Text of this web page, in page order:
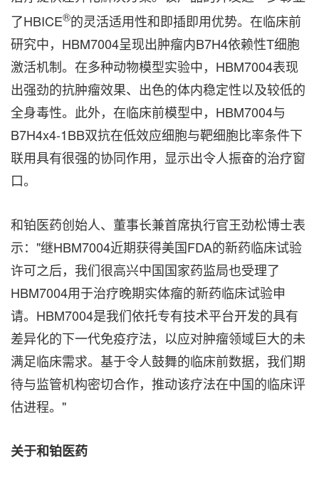
了HBICE®的灵活适用性和即插即用优势。在临床前
研究中，HBM7004呈现出肿瘤内B7H4依赖性T细胞
激活机制。在多种动物模型实验中，HBM7004表现
出强劲的抗肿瘤效果、出色的体内稳定性以及较低的
全身毒性。此外，在临床前模型中，HBM7004与
B7H4x4-1BB双抗在低效应细胞与靶细胞比率条件下
联用具有很强的协同作用，显示出令人振奋的治疗窗
口。
和铂医药创始人、董事长兼首席执行官王劲松博士表
示："继HBM7004近期获得美国FDA的新药临床试验
许可之后，我们很高兴中国国家药监局也受理了
HBM7004用于治疗晚期实体瘤的新药临床试验申
请。HBM7004是我们依托专有技术平台开发的具有
差异化的下一代免疫疗法，以应对肿瘤领域巨大的未
满足临床需求。基于令人鼓舞的临床前数据，我们期
待与监管机构密切合作，推动该疗法在中国的临床评
估进程。"
关于和铂医药